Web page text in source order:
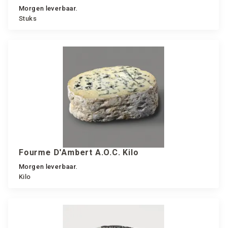
Morgen leverbaar.
Stuks
Fourme D'Ambert A.O.C. Kilo
Morgen leverbaar.
Kilo